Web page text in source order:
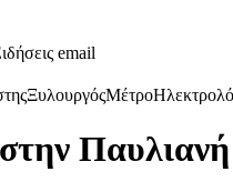
email
ΞυλουργόςΜέτρο